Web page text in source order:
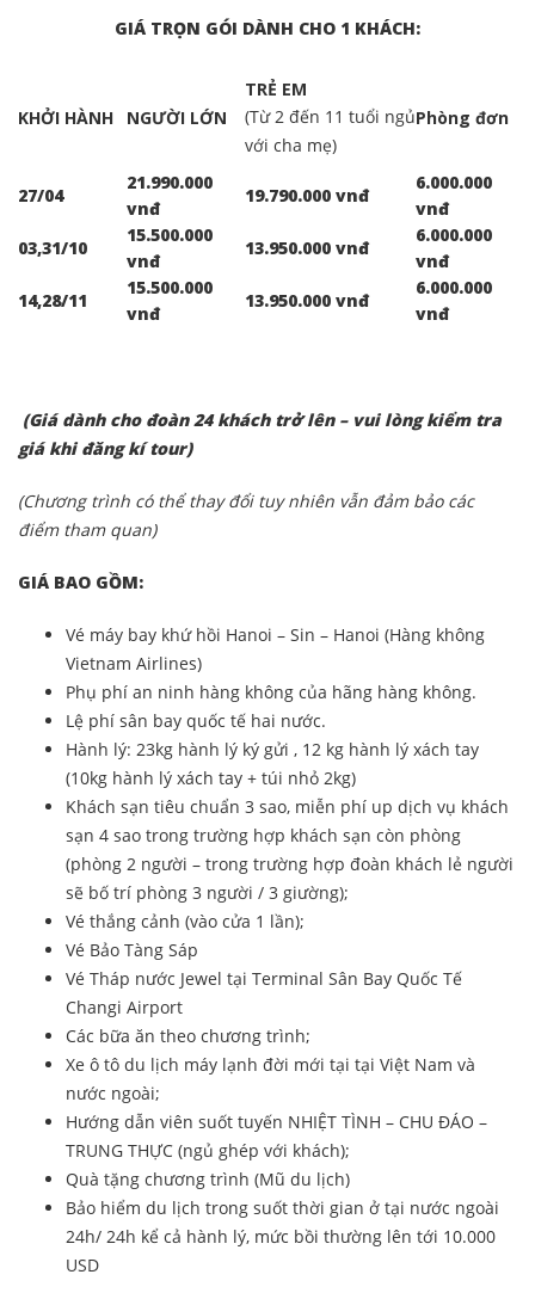
GIÁ TRỌN GÓI DÀNH CHO 1 KHÁCH:
KHỞI HÀNH NGƯỜI LỚN
TRẺ EM
(Từ 2 đến 11 tuổi ngủ
với cha mẹ)
Phòng đơn
27/04
21.990.000
vnđ
19.790.000 vnđ
6.000.000
vnđ
03,31/10
15.500.000
vnđ
13.950.000 vnđ
6.000.000
vnđ
14,28/11
15.500.000
vnđ
13.950.000 vnđ
6.000.000
vnđ
(Giá dành cho đoàn 24 khách trở lên – vui lòng kiểm tra
giá khi đăng kí tour)
(Chương trình có thể thay đổi tuy nhiên vẫn đảm bảo các
điểm tham quan)
GIÁ BAO GỒM:
Vé máy bay khứ hồi Hanoi – Sin – Hanoi (Hàng không
Vietnam Airlines)
Phụ phí an ninh hàng không của hãng hàng không.
Lệ phí sân bay quốc tế hai nước.
Hành lý: 23kg hành lý ký gửi , 12 kg hành lý xách tay
(10kg hành lý xách tay + túi nhỏ 2kg)
Khách sạn tiêu chuẩn 3 sao, miễn phí up dịch vụ khách
sạn 4 sao trong trường hợp khách sạn còn phòng
(phòng 2 người – trong trường hợp đoàn khách lẻ người
sẽ bố trí phòng 3 người / 3 giường);
Vé thắng cảnh (vào cửa 1 lần);
Vé Bảo Tàng Sáp
Vé Tháp nước Jewel tại Terminal Sân Bay Quốc Tế
Changi Airport
Các bữa ăn theo chương trình;
Xe ô tô du lịch máy lạnh đời mới tại tại Việt Nam và
nước ngoài;
Hướng dẫn viên suốt tuyến NHIỆT TÌNH – CHU ĐÁO –
TRUNG THỰC (ngủ ghép với khách);
Quà tặng chương trình (Mũ du lịch)
Bảo hiểm du lịch trong suốt thời gian ở tại nước ngoài
24h/ 24h kể cả hành lý, mức bồi thường lên tới 10.000
USD